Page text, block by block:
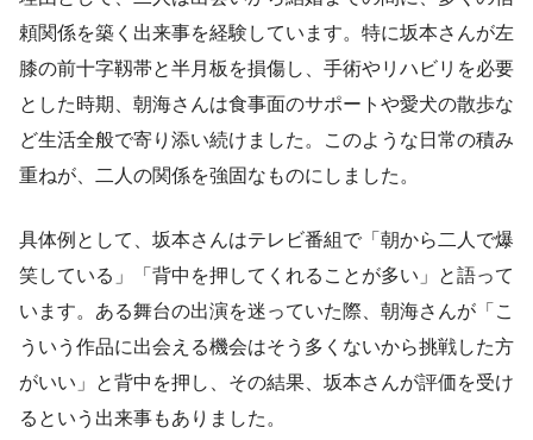
頼関係を築く出来事を経験しています。特に坂本さんが左
膝の前十字靱帯と半月板を損傷し、手術やリハビリを必要
とした時期、朝海さんは食事面のサポートや愛犬の散歩な
ど生活全般で寄り添い続けました。このような日常の積み
重ねが、二人の関係を強固なものにしました。
具体例として、坂本さんはテレビ番組で「朝から二人で爆
笑している」「背中を押してくれることが多い」と語って
います。ある舞台の出演を迷っていた際、朝海さんが「こ
ういう作品に出会える機会はそう多くないから挑戦した方
がいい」と背中を押し、その結果、坂本さんが評価を受け
るという出来事もありました。